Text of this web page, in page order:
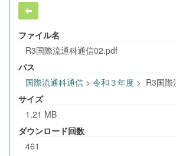
ファイル名
R3国際流通科通信02.pdf
パス
国際流通科通信 > 令和３年度 > R3国
サイズ
1.21 MB
ダウンロード回数
461